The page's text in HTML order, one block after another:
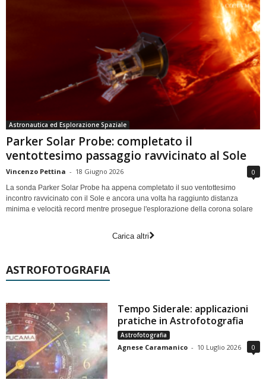
Astronautica ed Esplorazione Spaziale
Parker Solar Probe: completato il
ventottesimo passaggio ravvicinato al Sole
Vincenzo Pettina - 18 Giugno 2026 0
La sonda Parker Solar Probe ha appena completato il suo ventottesimo
incontro ravvicinato con il Sole e ancora una volta ha raggiunto distanza
minima e velocità record mentre prosegue l'esplorazione della corona solare
Carica altri
ASTROFOTOGRAFIA
Tempo Siderale: applicazioni
pratiche in Astrofotografia
Astrofotografia
Agnese Caramanico - 10 Luglio 2026 0